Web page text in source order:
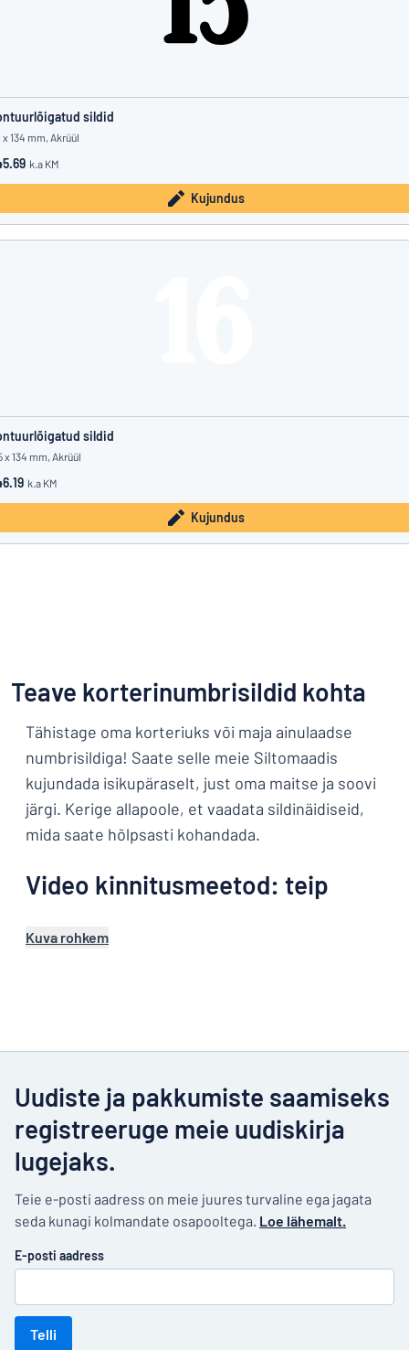
sildid
x 134 mm, Akrüül
k.a KM
Kujundus
sildid
x 134 mm, Akrüül
k.a KM
Kujundus
Teave korterinumbrisildid kohta
Tähistage oma korteriuks või maja ainulaadse
numbrisildiga! Saate selle meie Siltomaadis
kujundada isikupäraselt, just oma maitse ja soovi
järgi. Kerige allapoole, et vaadata sildinäidiseid,
mida saate hõlpsasti kohandada.
Video kinnitusmeetod: teip
Kuva rohkem
Uudiste ja pakkumiste saamiseks
registreeruge meie uudiskirja
lugejaks.
Teie e-posti aadress on meie juures turvaline ega jagata
seda kunagi kolmandate osapooltega. Loe lähemalt.
E-posti aadress
Telli